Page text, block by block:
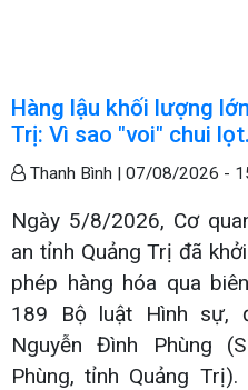
Hàng lậu khối lượng
Trị: Vì sao "voi" chui
Thanh Bình | 07/08/2026 -
Ngày 5/8/2026, Cơ
an tỉnh Quảng Trị đã
phép hàng hóa qua
189 Bộ luật Hình sự,
Nguyễn Đình Phùng
Phùng, tỉnh Quảng